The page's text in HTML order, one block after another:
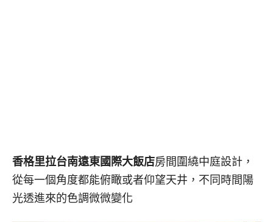
香格里拉台南遠東國際大飯店房間圍繞中庭設計，
從每一個角度都能俯瞰或者仰望天井，不同時間陽
光透進來的色調微微變化